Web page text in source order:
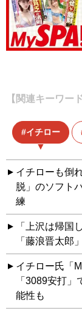
【関連キーワー
イチロー
イチローも倒
脱」のソフト
練
「上沢は帰国
「藤浪晋太郎
イチロー氏「
「3089安打」
能性も